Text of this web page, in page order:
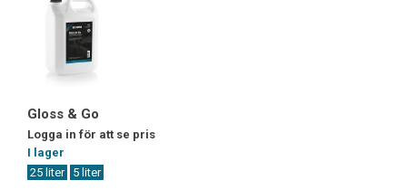
Gloss & Go
Logga in för att se pris
I lager
25 liter
5 liter